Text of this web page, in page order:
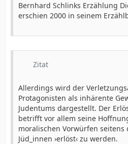
Bernhard Schlinks Erzählung
erschien 2000 in seinem
Zitat
Allerdings wird der
Protagonisten als inhärente
Judentums dargestellt. Der
betrifft vor allem seine
moralischen Vorwürfen
Jüd_innen ›erlöst‹ zu werden.